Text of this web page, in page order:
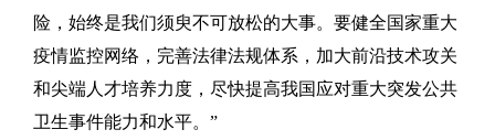
险，始终是我们须臾不可放松的大事。要健全国家重大
疫情监控网络，完善法律法规体系，加大前沿技术攻关
和尖端人才培养力度，尽快提高我国应对重大突发公共
卫生事件能力和水平。”